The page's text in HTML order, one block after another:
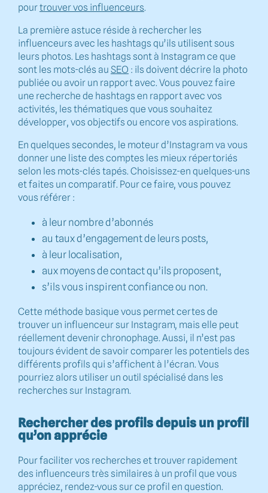
pourtrouver vos influenceurs.
La première astuce réside à rechercher les
influenceurs avec les hashtags qu’ils utilisent sous
leurs photos. Les hashtags sont à Instagram ce que
sont les mots-clés au SEO : ils doivent décrire la photo
publiée ou avoir un rapport avec. Vous pouvez faire
une recherche de hashtags en rapport avec vos
activités, les thématiques que vous souhaitez
développer, vos objectifs ou encore vos aspirations.
En quelques secondes, le moteur d’Instagram va vous
donner une liste des comptes les mieux répertoriés
selon les mots-clés tapés. Choisissez-en quelques-uns
et faites un comparatif. Pour ce faire, vous pouvez
vous référer :
à leur nombre d’abonnés
au taux d’engagement de leurs posts,
à leur localisation,
aux moyens de contact qu’ils proposent,
s’ils vous inspirent confiance ou non.
Cette méthode basique vous permet certes de
trouver un influenceur sur Instagram, mais elle peut
réellement devenir chronophage. Aussi, il n’est pas
toujours évident de savoir comparer les potentiels des
différents profils qui s’affichent à l’écran. Vous
pourriez alors utiliser un outil spécialisé dans les
recherches sur Instagram.
Rechercher des profils depuis un profil
qu’on apprécie
Pour faciliter vos recherches et trouver rapidement
des influenceurs très similaires à un profil que vous
appréciez, rendez-vous sur ce profil en question.